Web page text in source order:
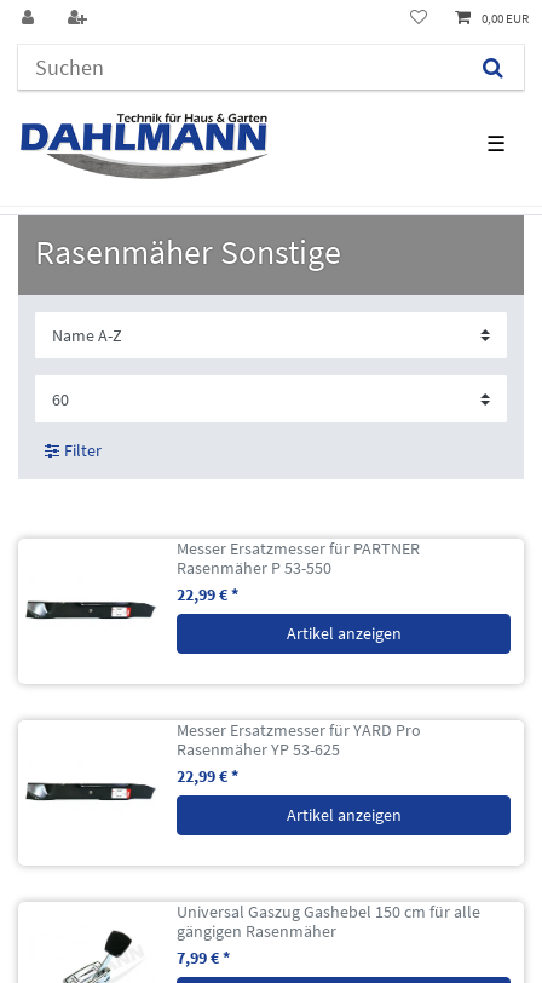
☰
0,00 EUR
Rasenmäher Sonstige
Filter
Messer Ersatzmesser für PARTNER
Rasenmäher P 53-550
22,99 € *
Artikel anzeigen
Messer Ersatzmesser für YARD Pro
Rasenmäher YP 53-625
22,99 € *
Artikel anzeigen
Universal Gaszug Gashebel 150 cm für alle
gängigen Rasenmäher
7,99 € *